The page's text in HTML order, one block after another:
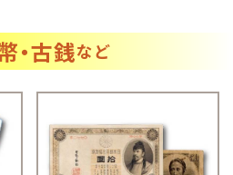
・古銭など